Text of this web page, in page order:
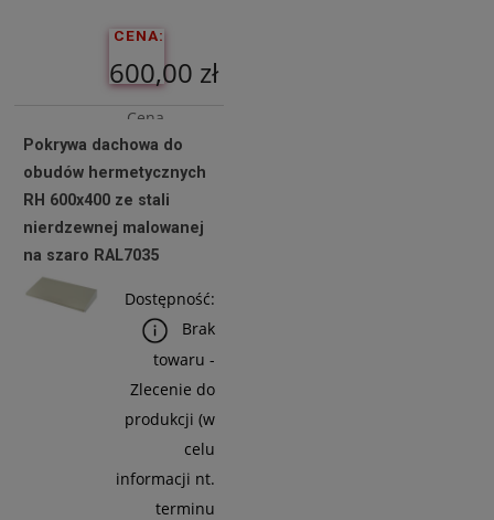
CENA:
600,00 zł
Cena
netto:
487,80 zł
Koszyka
Pokrywa dachowa do
obudów hermetycznych
RH 600x400 ze stali
nierdzewnej malowanej
na szaro RAL7035
Dostępność:
Brak
towaru -
Zlecenie do
produkcji (w
celu
informacji nt.
terminu